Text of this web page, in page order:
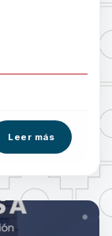
Leer más